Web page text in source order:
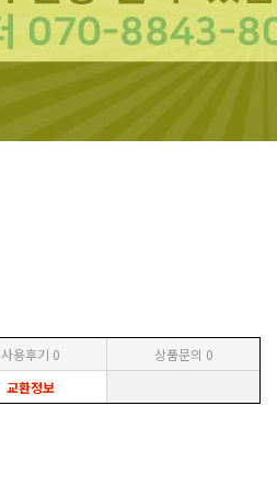
사용후기 0 상품문의 0
교환정보